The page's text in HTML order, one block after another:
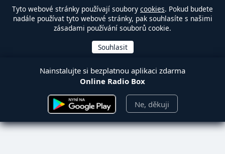
Tyto webové stránky používají soubory cookies. Pokud budete
nadále používat tyto webové stránky, pak souhlasíte s našimi
zásadami používání souborů cookie.
Nainstalujte si bezplatnou aplikaci zdarma
Online Radio Box
Ne, děkuji